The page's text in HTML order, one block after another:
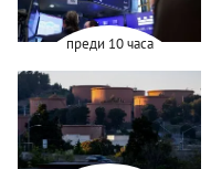
преди 10 часа